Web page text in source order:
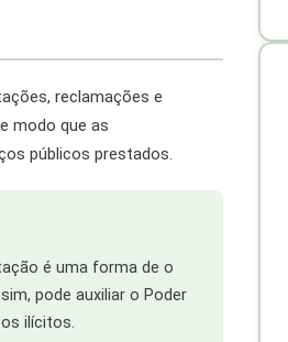
reclamações e
modo que as
públicos prestados.
é uma forma de o
pode auxiliar o Poder
ilícitos.